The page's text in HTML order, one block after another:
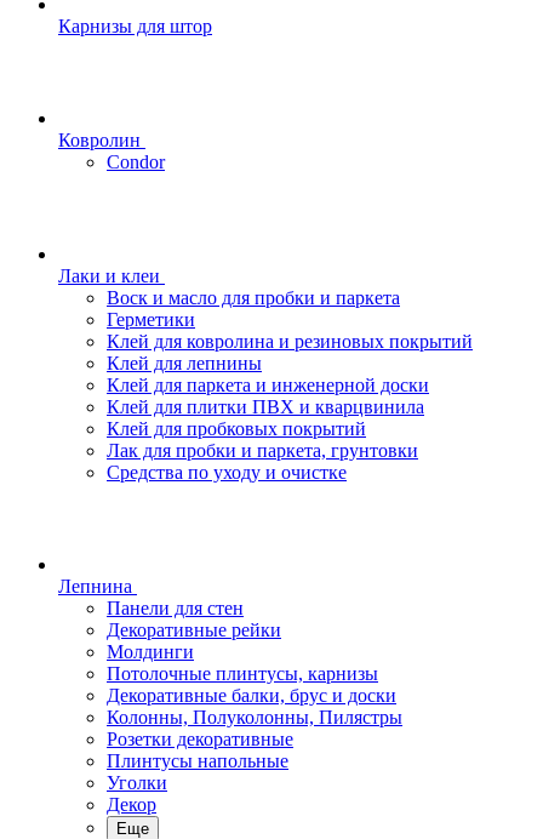
Карнизы для штор
Ковролин
Condor
Лаки и клеи
Воск и масло для пробки и паркета
Герметики
Клей для ковролина и резиновых покрытий
Клей для лепнины
Клей для паркета и инженерной доски
Клей для плитки ПВХ и кварцвинила
Клей для пробковых покрытий
Лак для пробки и паркета, грунтовки
Средства по уходу и очистке
Лепнина
Панели для стен
Декоративные рейки
Молдинги
Потолочные плинтусы, карнизы
Декоративные балки, брус и доски
Колонны, Полуколонны, Пилястры
Розетки декоративные
Плинтусы напольные
Уголки
Декор
Еще